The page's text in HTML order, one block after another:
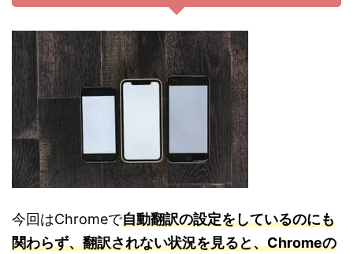
今回はChromeで自動翻訳の設定をしているのにも
関わらず、翻訳されない状況を見ると、Chromeの